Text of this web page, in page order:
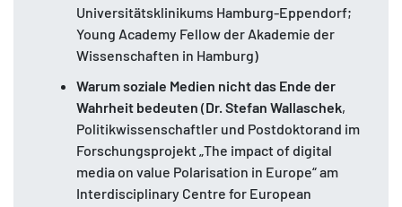
Universitätsklinikums Hamburg-Eppendorf;
Young Academy Fellow der Akademie der
Wissenschaften in Hamburg)
Warum soziale Medien nicht das Ende der
Wahrheit bedeuten (Dr.Stefan Wallaschek,
Politikwissenschaftler und Postdoktorand im
Forschungsprojekt „The impact of digital
media on value Polarisation in Europe“ am
Interdisciplinary Centre for European